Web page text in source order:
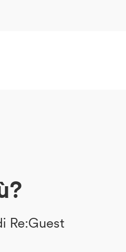
Re:Guest